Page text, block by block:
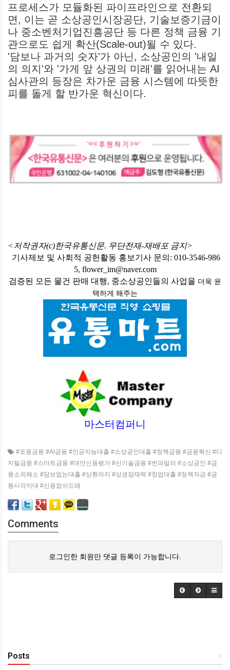
프로세스가 모듈화된 파이프라인으로 전환되
면, 이는 곧 소상공인시장공단, 기술보증기금이
나 중소벤처기업진흥공단 등 다른 정책 금융 기
관으로도 쉽게 확산(Scale-out)될 수 있다.
'담보나 과거의 숫자'가 아닌, 소상공인의 '내일
의 의지'와 '가게 앞 상권의 미래'를 읽어내는 AI
심사관의 등장은 차가운 금융 시스템에 따뜻한
피를 돌게 할 반가운 혁신이다.
<저작권자(c)한국유통신문. 무단전재-재배포 금지>
기사제보 및 사회적 공헌활동 홍보기사 문의: 010-3546-986
5, flower_im@naver.com
검증된 모든 물건 판매 대행, 중소상공인들의 사업을 더욱 윤
택하게 해주는
마스터컴퍼니
#포용금융 #AI금융 #인공지능대출 #소상공인대출 #정책금융 #금융혁신 #디
지털금융 #스마트금융 #대안신용평가 #신기술금융 #씬파일러 #소상공인 #금
융소외해소 #담보없는대출 #상환의지 #상권잠재력 #창업대출 #정책자금 #금
융사각지대 #신용없이드래
Comments
로그인한 회원만 댓글 등록이 가능합니다.
+
Posts